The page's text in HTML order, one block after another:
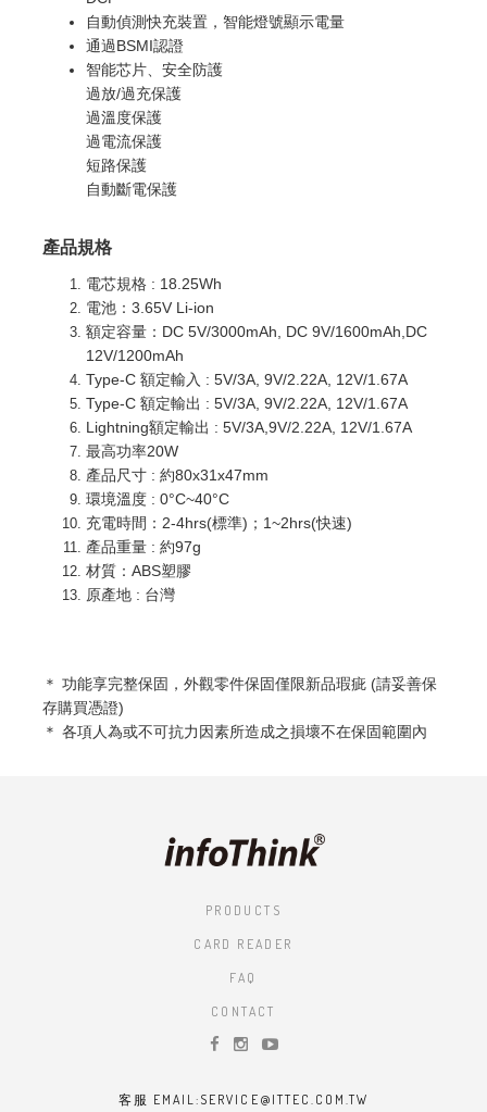
自動偵測快充裝置，智能燈號顯示電量
通過BSMI認證
智能芯片、安全防護
過放/過充保護
過溫度保護
過電流保護
短路保護
自動斷電保護
產品規格
電芯規格 : 18.25Wh
電池：3.65V Li-ion
額定容量：DC 5V/3000mAh, DC 9V/1600mAh,DC
12V/1200mAh
Type-C 額定輸入 : 5V/3A, 9V/2.22A, 12V/1.67A
Type-C 額定輸出 : 5V/3A, 9V/2.22A, 12V/1.67A
Lightning額定輸出 : 5V/3A,9V/2.22A, 12V/1.67A
最高功率20W
產品尺寸 : 約80x31x47mm
環境溫度 : 0°C~40°C
充電時間：2-4hrs(標準)；1~2hrs(快速)
產品重量 : 約97g
材質：ABS塑膠
原產地 : 台灣
＊ 功能享完整保固，外觀零件保固僅限新品瑕疵 (請妥善保
存購買憑證)
＊ 各項人為或不可抗力因素所造成之損壞不在保固範圍內
PRODUCTS
CARD READER
FAQ
CONTACT
客服 EMAIL:SERVICE@ITTEC.COM.TW